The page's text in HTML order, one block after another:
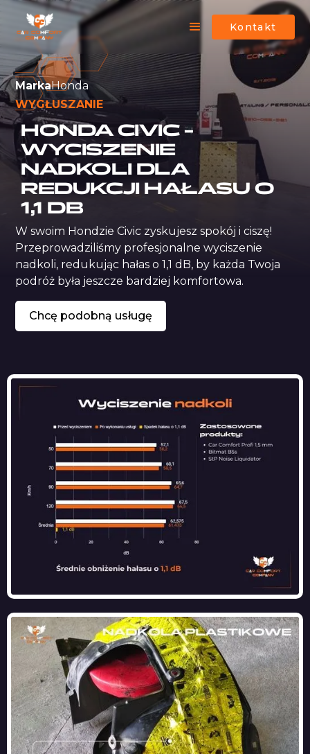
Kontakt
MarkaHonda
WYGŁUSZANIE
HONDA CIVIC –
WYCISZENIE
NADKOLI DLA
REDUKCJI HAŁASU O
1,1 DB
W swoim Hondzie Civic zyskujesz spokój i ciszę!
Przeprowadziliśmy profesjonalne wyciszenie
nadkoli, redukując hałas o 1,1 dB, by każda Twoja
podróż była jeszcze bardziej komfortowa.
Chcę podobną usługę